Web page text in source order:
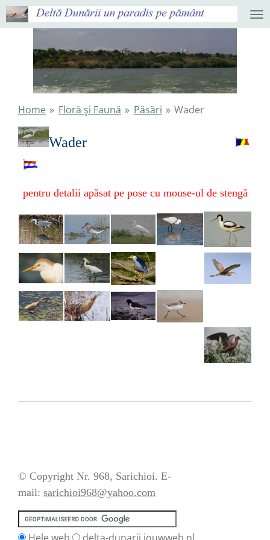
Ga
direct
hoofdinhoud
Home » Floră şi Faună » Păsări » Wader
Wader
pentru detalii apăsat pe pose cu mouse-ul de stengă
© Copyright Nr. 968, Sarichioi. E-
mail: sarichioi968@yahoo.com